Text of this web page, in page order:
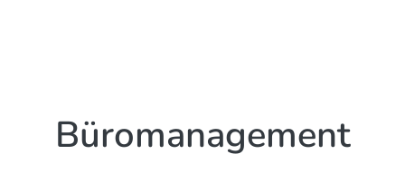
Büromanagement